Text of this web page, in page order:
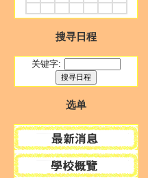
搜寻日程
关键字:
选单